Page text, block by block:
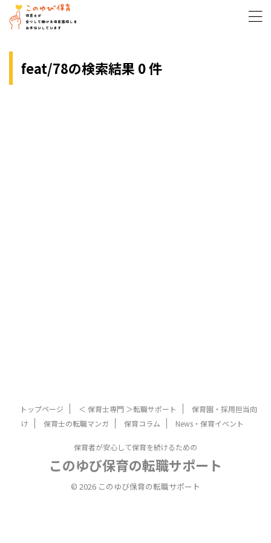
feat/78の検索結果 0 件
トップページ ＜ 保育士専門 ＞転職サポート
保育園・採用担当向
け
保育士の転職マンガ 保育コラム News・保育イベント
保育者が安心して保育を続けるための
このゆび保育の転職サポート
© 2026 このゆび保育の転職サポート